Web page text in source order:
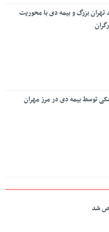
بزرگ و بیمه دی با محوریت
توسط بیمه دی در مرز مهران
شد